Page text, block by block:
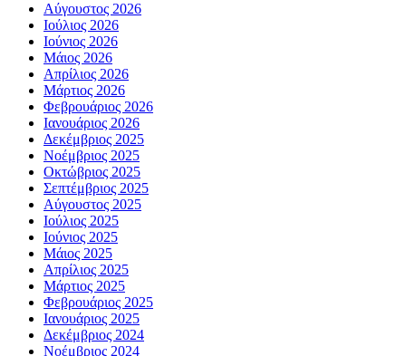
Αύγουστος 2026
Ιούλιος 2026
Ιούνιος 2026
Μάιος 2026
Απρίλιος 2026
Μάρτιος 2026
Φεβρουάριος 2026
Ιανουάριος 2026
Δεκέμβριος 2025
Νοέμβριος 2025
Οκτώβριος 2025
Σεπτέμβριος 2025
Αύγουστος 2025
Ιούλιος 2025
Ιούνιος 2025
Μάιος 2025
Απρίλιος 2025
Μάρτιος 2025
Φεβρουάριος 2025
Ιανουάριος 2025
Δεκέμβριος 2024
Νοέμβριος 2024